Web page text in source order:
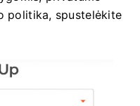
politika, spustelėkite